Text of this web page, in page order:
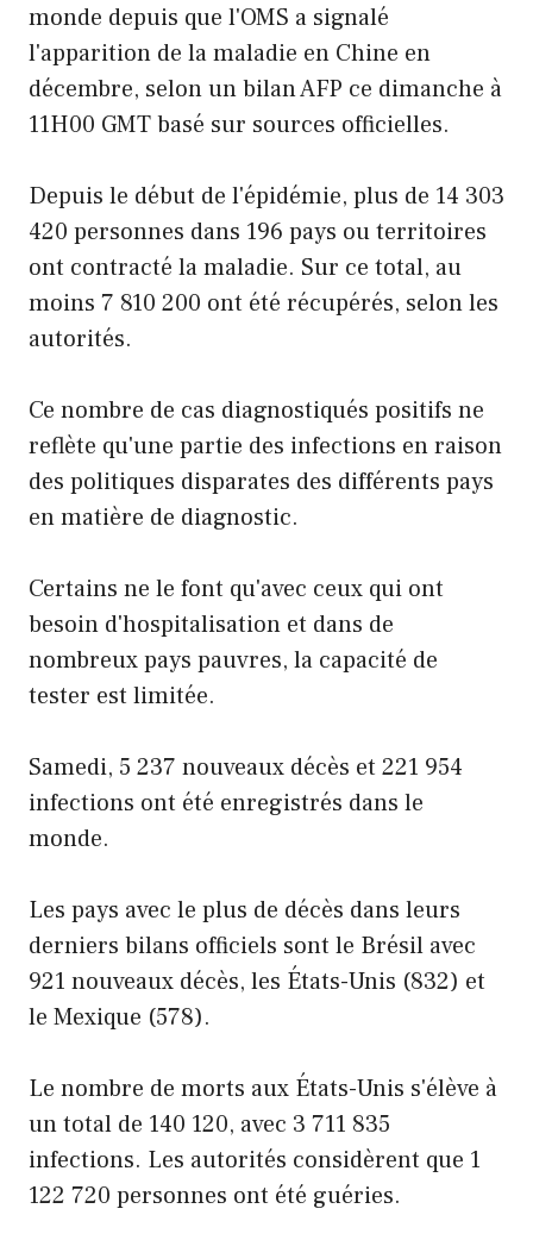
monde depuis que l'OMS a signalé
l'apparition de la maladie en Chine en
décembre, selon un bilan AFP ce dimanche à
11H00 GMT basé sur sources officielles.
Depuis le début de l'épidémie, plus de 14 303
420 personnes dans 196 pays ou territoires
ont contracté la maladie. Sur ce total, au
moins 7 810 200 ont été récupérés, selon les
autorités.
Ce nombre de cas diagnostiqués positifs ne
reflète qu'une partie des infections en raison
des politiques disparates des différents pays
en matière de diagnostic.
Certains ne le font qu'avec ceux qui ont
besoin d'hospitalisation et dans de
nombreux pays pauvres, la capacité de
tester est limitée.
Samedi, 5 237 nouveaux décès et 221 954
infections ont été enregistrés dans le
monde.
Les pays avec le plus de décès dans leurs
derniers bilans officiels sont le Brésil avec
921 nouveaux décès, les États-Unis (832) et
le Mexique (578).
Le nombre de morts aux États-Unis s'élève à
un total de 140 120, avec 3 711 835
infections. Les autorités considèrent que 1
122 720 personnes ont été guéries.